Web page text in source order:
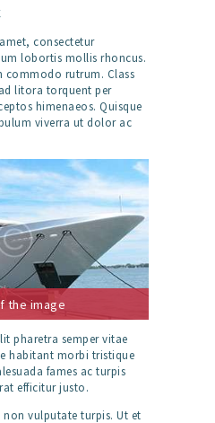
consectetur
lobortis mollis rhoncus.
commodo rutrum. Class
litora torquent per
himenaeos. Quisque
viverra ut dolor ac
the image
pharetra semper vitae
habitant morbi tristique
fames ac turpis
efficitur justo.
vulputate turpis. Ut et